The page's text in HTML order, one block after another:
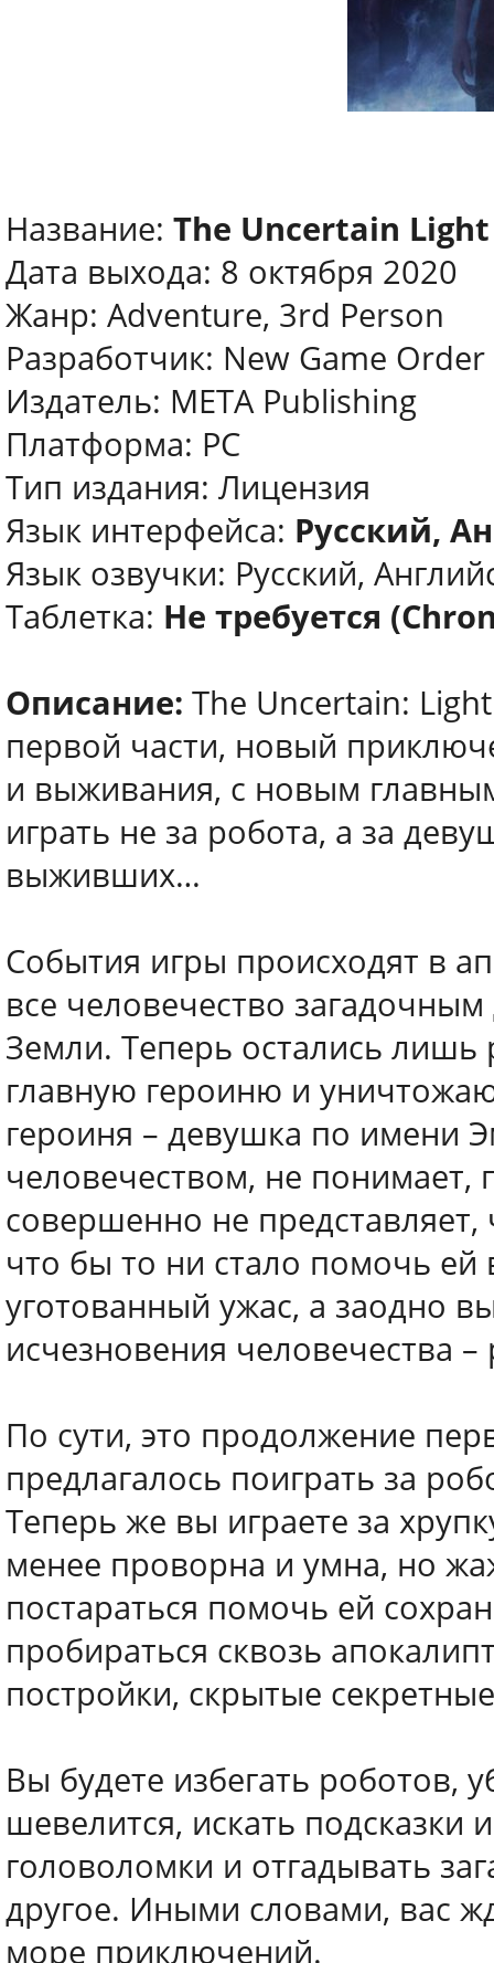
Название: The Uncertain
Дата выхода: 8 октября 2020
Жанр: Adventure, 3rd Person
Разработчик: New Game Order
Издатель: META Publishing
Платформа: PC
Тип издания: Лицензия
Язык интерфейса: Русский,
Язык озвучки: Русский,
Таблетка: Не требуется
Описание: The Uncertain:
первой части, новый
и выживания, с новым
играть не за робота, а за
выживших…
События игры происходят в
все человечество
Земли. Теперь остались лишь
главную героиню и
героиня – девушка по имени
человечеством, не понимает,
совершенно не
что бы то ни стало помочь
уготованный ужас, а заодно
исчезновения человечества
По сути, это продолжение
предлагалось поиграть за
Теперь же вы играете за
менее проворна и умна, но
постараться помочь ей
пробираться сквозь
постройки, скрытые
Вы будете избегать роботов,
шевелится, искать
головоломки и отгадывать
другое. Иными словами, вас
море приключений.